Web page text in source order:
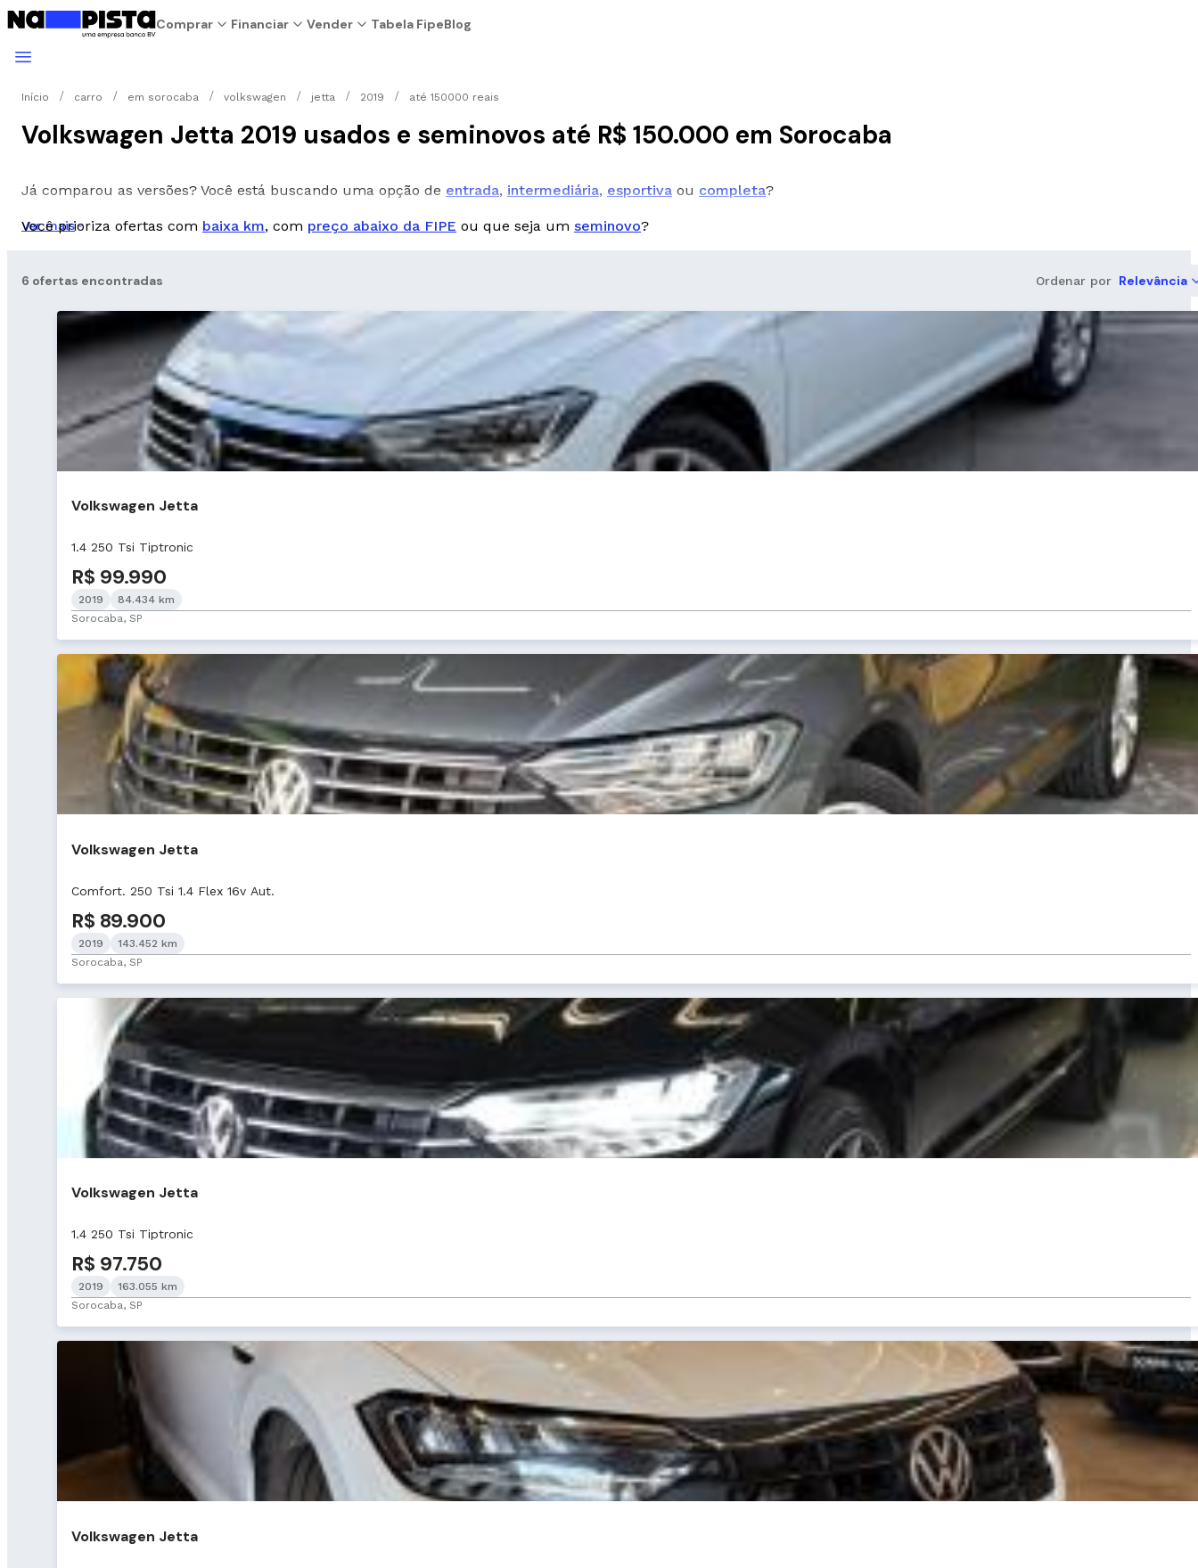
Comprar Financiar Vender Tabela FipeBlog
Início carro em sorocaba volkswagen jetta 2019 até 150000 reais
Volkswagen Jetta 2019 usados e seminovos até R$ 150.000 em Sorocaba
Já comparou as versões? Você está buscando uma opção de entrada, intermediária, esportiva ou completa?
Você prioriza ofertas com baixa km, com preço abaixo da FIPE ou que seja um seminovo?
Ver mais
6 ofertas encontradas Ordenar por Relevância
Volkswagen Jetta
1.4 250 Tsi Tiptronic
R$ 99.990
2019
84.434 km
Sorocaba, SP
Volkswagen Jetta
Comfort. 250 Tsi 1.4 Flex 16v Aut.
R$ 89.900
2019
143.452 km
Sorocaba, SP
Volkswagen Jetta
1.4 250 Tsi Tiptronic
R$ 97.750
2019
163.055 km
Sorocaba, SP
Volkswagen Jetta